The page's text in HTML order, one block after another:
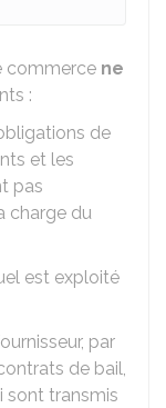
commerce ne
:
de
et les
pas
charge du
est exploité
par
de bail,
sont transmis